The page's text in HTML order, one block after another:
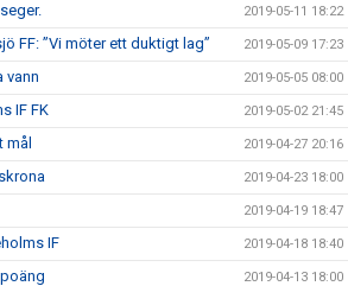
2019-05-11 18:22
FF: ”Vi möter ett duktigt lag” 2019-05-09 17:23
vann 2019-05-05 08:00
IF FK 2019-05-02 21:45
mål 2019-04-27 20:16
2019-04-23 18:00
2019-04-19 18:47
IF 2019-04-18 18:40
2019-04-13 18:00